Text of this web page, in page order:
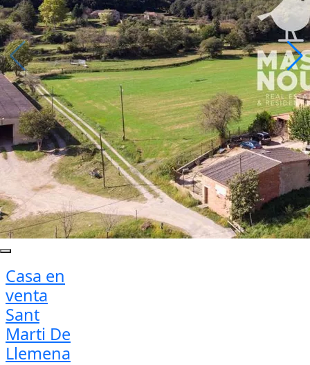
Casa en
venta
Sant
Marti De
Llemena